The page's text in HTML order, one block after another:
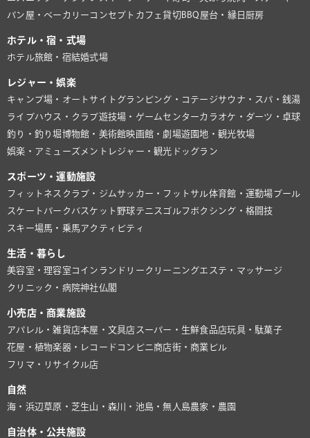
パン屋・ベーカリー コンセプトカフェ貸切BBQ 屋台・縁日 厨房
ホテル・宿・式場
ホテル旅館・宿結婚式場
レジャー・娯楽
キャンプ場・オートサイト グランピング・コテージサウナ・スパ・銭湯
ライブハウス・クラブ遊技場・ゲームセンターカラオケ・ダーツ・卓球
釣り・釣り堀博物館・美術館映画館・劇場遊園地・観光牧場
娯楽・アミューズメント レジャー・観光 ドッグラン
スポーツ・運動施設
フィットネスクラブ・ジム サッカー・フットサル体育館・運動場プール
スケートパーク バスケット 野球テニス ゴルフ ボクシング・格闘技
スキー場馬・乗馬アクティビティ
生活・暮らし
美容室・理容室 コインランドリー クリーニングエステ・マッサージ
クリニック・病院神社仏閣
小売店・商業施設
アパレル・雑貨店本屋・文具店 スーパー・生鮮食品店玩具・駄菓子
花屋・植物楽器・レコード コンビニ商店街・商業ビル
フリマ・リサイクル店
自然
海・浜辺 草原・芝生山・森川・池島・無人島農家・農園
自治体・公共施設